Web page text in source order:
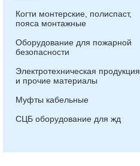
Когти монтерские, полиспаст,
пояса монтажные
Оборудование для пожарной
безопасности
Электротехническая продукция
и прочие материалы
Муфты кабельные
СЦБ оборудование для жд